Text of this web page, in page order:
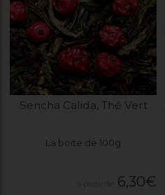
Sencha Calida, Thé Vert
La boite de 100g
6,30€